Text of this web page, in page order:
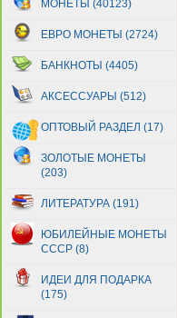
Вануату(1)
Великобритания
Венесуэла(42)
Восточно-Карибские
Территории(1)
Вьетнам
Гаити(4)
Гамбия(17)
Гана (6)
Гватемала(14)
Гвинея
Гвинея-Бисау
МОНЕТЫ (40123)
ЕВРО МОНЕТЫ (2724)
БАНКНОТЫ (4405)
АКСЕССУАРЫ (512)
ОПТОВЫЙ РАЗДЕЛ (17)
ЗОЛОТЫЕ МОНЕТЫ
(203)
ЛИТЕРАТУРА (191)
ЮБИЛЕЙНЫЕ МОНЕТЫ
СССР (8)
ИДЕИ ДЛЯ ПОДАРКА
(175)